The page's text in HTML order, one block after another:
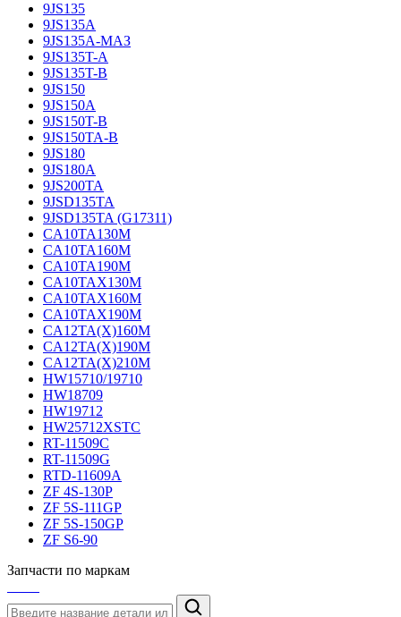
9JS135
9JS135A
9JS135A-МАЗ
9JS135T-A
9JS135T-B
9JS150
9JS150A
9JS150T-B
9JS150TA-B
9JS180
9JS180A
9JS200TA
9JSD135TA
9JSD135TA (G17311)
CA10TA130M
CA10TA160M
CA10TA190M
CA10TAX130M
CA10TAX160M
CA10TAX190M
CA12TA(X)160M
CA12TA(X)190M
CA12TA(X)210M
HW15710/19710
HW18709
HW19712
HW25712XSTC
RT-11509C
RT-11509G
RTD-11609A
ZF 4S-130P
ZF 5S-111GP
ZF 5S-150GP
ZF S6-90
Запчасти по маркам